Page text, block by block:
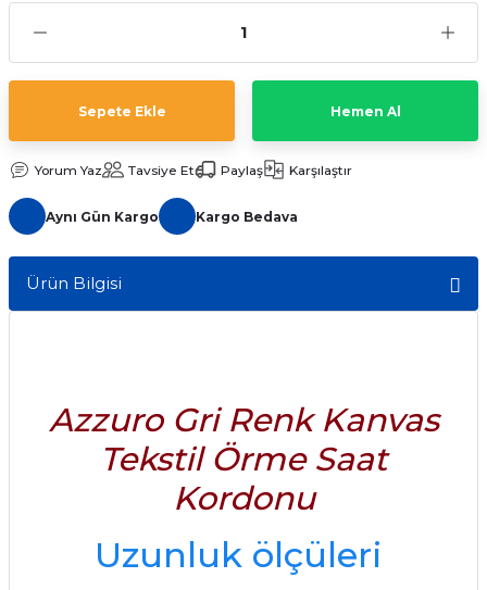
Sepete Ekle Hemen Al
Yorum Yaz Tavsiye Et Paylaş Karşılaştır
Aynı Gün Kargo Kargo Bedava
Ürün Bilgisi
Azzuro Gri Renk Kanvas
Tekstil Örme Saat
Kordonu
Uzunluk ölçüleri